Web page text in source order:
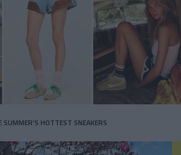
SUMMER’S HOTTEST SNEAKERS